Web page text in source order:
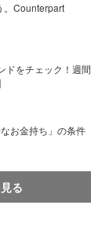
。Counterpart
ドをチェック！週間
お金持ち」の条件
る